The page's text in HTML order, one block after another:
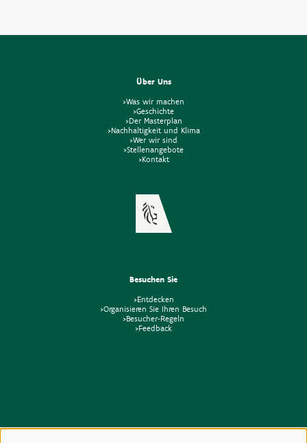
Über Uns
>Was wir machen
>Geschichte
>Der Masterplan
>Nachhaltigkeit und Klima
>Wer wir sind
>Stellenangebote
>Kontakt
Besuchen Sie
>Entdecken
>Organisieren Sie Ihren Besuch
>Besucher-Regeln
>Feedback